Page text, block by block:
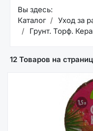
Вы здесь:
Каталог
Уход за
Грунт. Торф.
12 Товаров на